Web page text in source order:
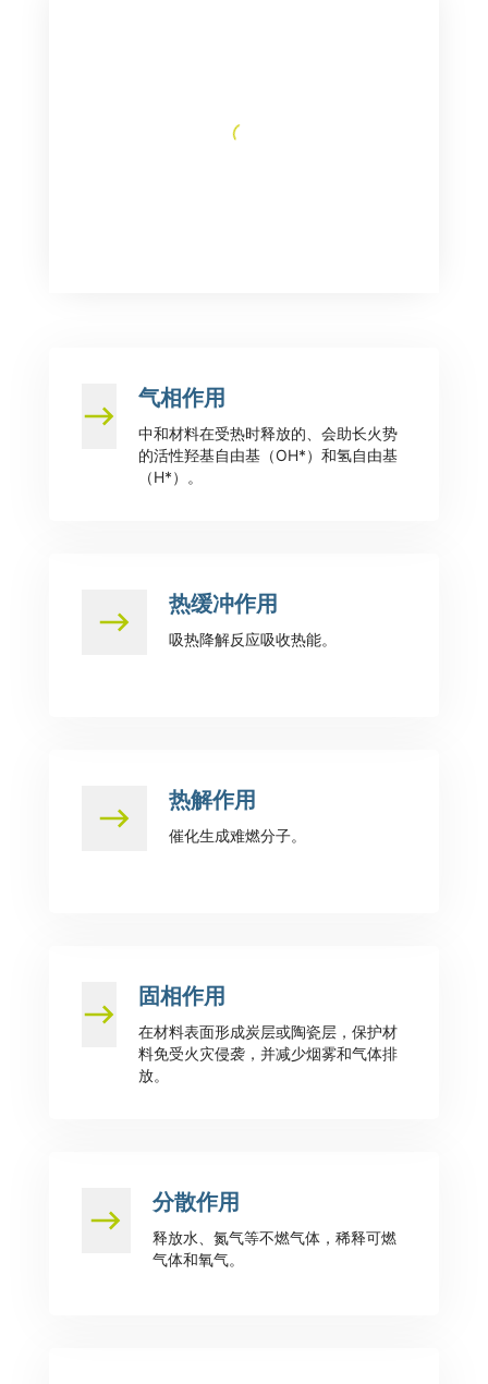
气相作用
中和材料在受热时释放的、会助长火势
的活性羟基自由基（OH*）和氢自由基
（H*）。
热缓冲作用
吸热降解反应吸收热能。
热解作用
催化生成难燃分子。
固相作用
在材料表面形成炭层或陶瓷层，保护材
料免受火灾侵袭，并减少烟雾和气体排
放。
分散作用
释放水、氮气等不燃气体，稀释可燃
气体和氧气。